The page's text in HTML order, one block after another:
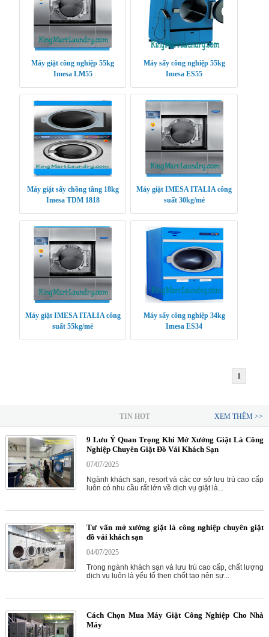
Máy giặt công nghiệp 55kg
Imesa LM55
Máy sấy công nghiệp 55kg
Imesa ES55
Máy giặt sấy chồng tầng 18kg
Imesa TDM 1818
Máy giặt IMESA ITALIA công
suất 30kg/mẻ
Máy giặt IMESA ITALIA công
suất 55kg/mẻ
Máy sấy công nghiệp 34kg
Imesa ES34
1
TIN HOT XEM THÊM >>
9 Lưu Ý Quan Trọng Khi Mở Xưởng Giặt Là Công
Nghiệp Chuyên Giặt Đồ Vải Khách Sạn
07/07/2025
Ngành khách sạn, resort và các cơ sở lưu trú cao cấp
luôn có nhu cầu rất lớn về dịch vụ giặt là...
Tư vấn mở xưởng giặt là công nghiệp chuyên giặt
đồ vải khách sạn
04/07/2025
Trong ngành khách sạn và lưu trú cao cấp, chất lượng
dịch vụ luôn là yếu tố then chốt tạo nên sự...
Cách Chọn Mua Máy Giặt Công Nghiệp Cho Nhà
Máy